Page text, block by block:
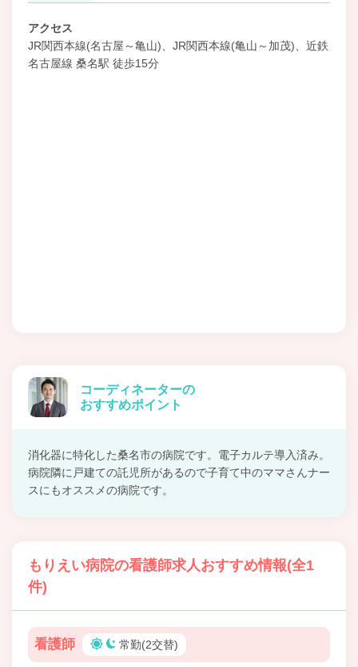
アクセス
JR関西本線(名古屋～亀山)、JR関西本線(亀山～加茂)、近鉄
名古屋線 桑名駅 徒歩15分
コーディネーターの
おすすめポイント
消化器に特化した桑名市の病院です。電子カルテ導入済み。
病院隣に戸建ての託児所があるので子育て中のママさんナー
スにもオススメの病院です。
もりえい病院の看護師求人おすすめ情報(全1
件)
看護師 常勤(2交替)